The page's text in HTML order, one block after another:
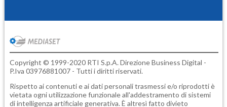
Copyright © 1999-2020 RTI S.p.A. Direzione Business Digital -
P.Iva 03976881007 - Tutti i diritti riservati.
Rispetto ai contenuti e ai dati personali trasmessi e/o riprodotti è
vietata ogni utilizzazione funzionale all'addestramento di sistemi
di intelligenza artificiale generativa. È altresì fatto divieto